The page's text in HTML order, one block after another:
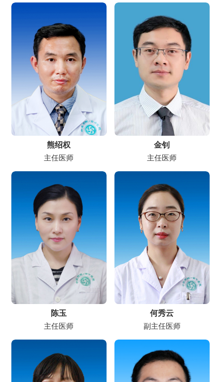
熊绍权
主任医师
金钊
主任医师
陈玉
主任医师
何秀云
副主任医师